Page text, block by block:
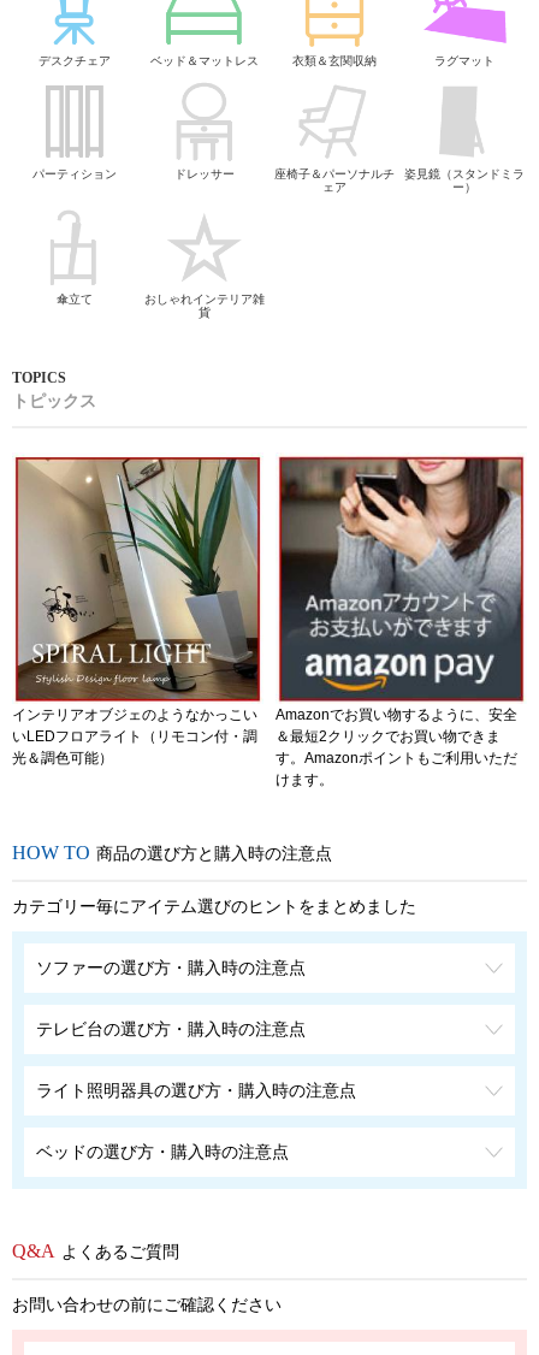
デスクチェア ベッド＆マットレス 衣類＆玄関収納 ラグマット
パーティション ドレッサー
座椅子＆パーソナルチ
ェア
姿見鏡（スタンドミラ
ー）
傘立て
おしゃれインテリア雑
貨
トピックス
インテリアオブジェのようなかっこい
いLEDフロアライト（リモコン付・調
光＆調色可能）
Amazonでお買い物するように、安全
＆最短2クリックでお買い物できま
す。Amazonポイントもご利用いただ
けます。
商品の選び方と購入時の注意点
カテゴリー毎にアイテム選びのヒントをまとめました
ソファーの選び方・購入時の注意点
テレビ台の選び方・購入時の注意点
ライト照明器具の選び方・購入時の注意点
ベッドの選び方・購入時の注意点
よくあるご質問
お問い合わせの前にご確認ください